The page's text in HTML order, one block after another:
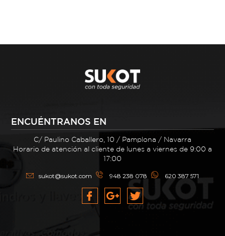
ENCUÉNTRANOS EN
C/ Paulino Caballero, 10 / Pamplona / Navarra
Horario de atención al cliente de lunes a viernes de 9:00 a
17:00
sukot@sukot.com 948 238 078 620 387 571